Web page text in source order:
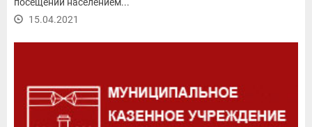
15.04.2021